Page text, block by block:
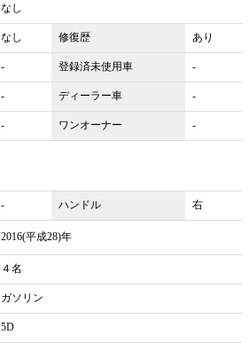
なし
なし 修復歴 あり
- 登録済未使用車 -
- ディーラー車 -
- ワンオーナー -
- ハンドル
右
2016(平成28)年
４名
ガソリン
5D